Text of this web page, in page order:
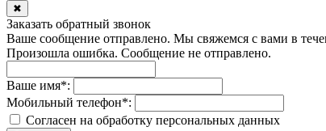
✖
Заказать обратный звонок
Ваше сообщение отправлено. Мы свяжемся с вами в
Произошла ошибка. Сообщение не отправлено.
Ваше имя*:
Мобильный телефон*:
Согласен на обработку персональныx данных